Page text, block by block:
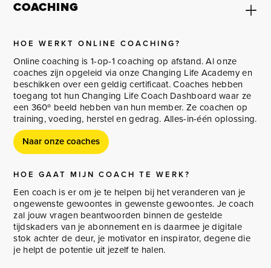
COACHING
HOE WERKT ONLINE COACHING?
Online coaching is 1-op-1 coaching op afstand. Al onze
coaches zijn opgeleid via onze Changing Life Academy en
beschikken over een geldig certificaat. Coaches hebben
toegang tot hun Changing Life Coach Dashboard waar ze
een 360º beeld hebben van hun member. Ze coachen op
training, voeding, herstel en gedrag. Alles-in-één oplossing.
Naar onze coaches
HOE GAAT MIJN COACH TE WERK?
Een coach is er om je te helpen bij het veranderen van je
ongewenste gewoontes in gewenste gewoontes. Je coach
zal jouw vragen beantwoorden binnen de gestelde
tijdskaders van je abonnement en is daarmee je digitale
stok achter de deur, je motivator en inspirator, degene die
je helpt de potentie uit jezelf te halen.